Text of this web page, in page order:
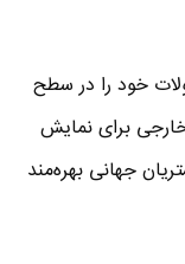
خود را در سطح
خارجی برای نمایش
جهانی بهره‌مند